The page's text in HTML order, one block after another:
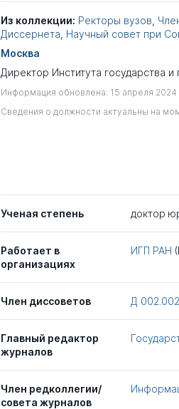
Из коллекции: Ректоры вузов
Диссернета Научный совет при
Москва
Директор Института государства и
Информация обновлена: 15 апреля 2024
Сведения о должности актуальны на
Ученая степень доктор
Работает в
организациях
ИГП РАН
Член диссоветов Д
Главный редактор
журналов
Член редколлегии/
совета журналов